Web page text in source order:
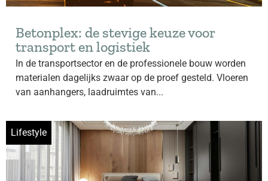
Betonplex: de stevige keuze voor
transport en logistiek
In de transportsector en de professionele bouw worden
materialen dagelijks zwaar op de proef gesteld. Vloeren
van aanhangers, laadruimtes van...
Lifestyle